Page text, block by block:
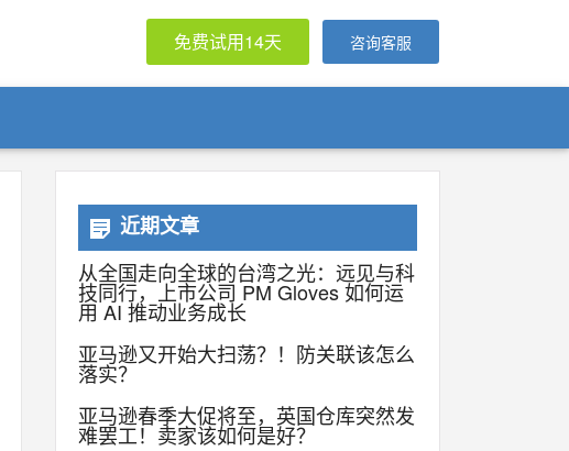
免费试用14天 咨询客服
近期文章
从全国走向全球的台湾之光：远见与科
技同行，上市公司 PM Gloves 如何运
用 AI 推动业务成长
亚马逊又开始大扫荡？！防关联该怎么
落实？
亚马逊春季大促将至，英国仓库突然发
难罢工！卖家该如何是好？